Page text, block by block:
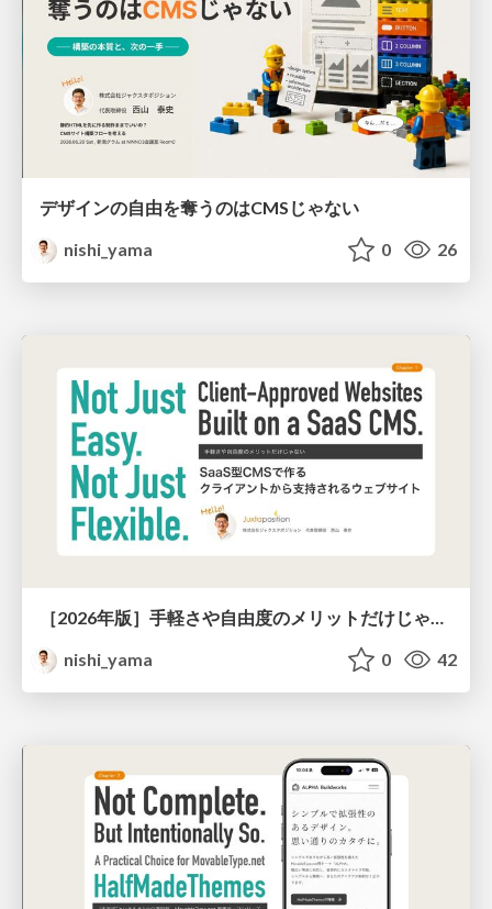
デザインの自由を奪うのはCMSじゃない
nishi_yama
0 26
nishi_yama
0 42